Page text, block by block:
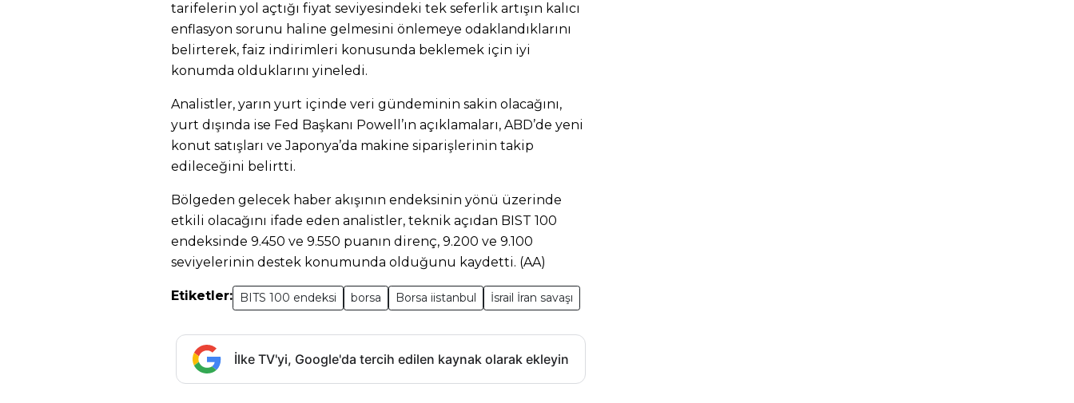
tarifelerin yol açtığı fiyat seviyesindeki tek seferlik artışın kalıcı
enflasyon sorunu haline gelmesini önlemeye odaklandıklarını
belirterek, faiz indirimleri konusunda beklemek için iyi
konumda olduklarını yineledi.
Analistler, yarın yurt içinde veri gündeminin sakin olacağını,
yurt dışında ise Fed Başkanı Powell’ın açıklamaları, ABD’de yeni
konut satışları ve Japonya’da makine siparişlerinin takip
edileceğini belirtti.
Bölgeden gelecek haber akışının endeksinin yönü üzerinde
etkili olacağını ifade eden analistler, teknik açıdan BIST 100
endeksinde 9.450 ve 9.550 puanın direnç, 9.200 ve 9.100
seviyelerinin destek konumunda olduğunu kaydetti. (AA)
Etiketler: BITS 100 endeksi borsa Borsa iistanbul İsrail İran savaşı
İlke TV'yi, Google'da tercih edilen kaynak olarak ekleyin